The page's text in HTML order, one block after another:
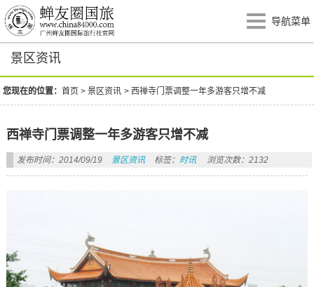
导航菜单
景区资讯
您现在的位置：首页 >景区资讯 > 西禅寺门票调整一年多游客只增不减
西禅寺门票调整一年多游客只增不减
发布时间：2014/09/19 景区资讯 标签： 时讯 浏览次数：2132